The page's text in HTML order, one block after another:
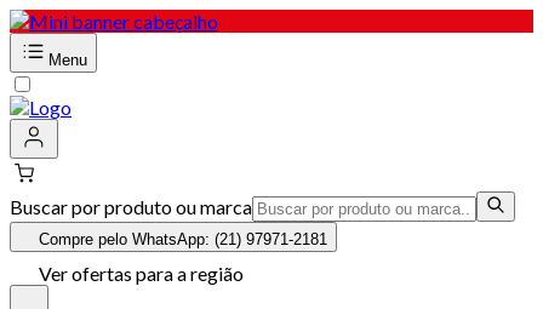
Menu
Buscar por produto ou marca
Compre pelo WhatsApp: (21) 97971-2181
Ver ofertas para a região